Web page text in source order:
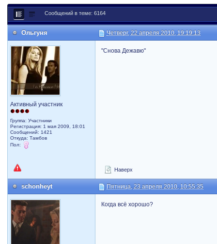
Сообщений в теме: 6164
Ольгуня Четверг, 22 апреля 2010, 19:19:13
Активный участник
Группа: Участники
Регистрация: 1 мая 2009, 18:01
Сообщений: 1421
Откуда: Тамбов
Пол:
"Снова Дежавю"
Наверх
schonheyt Пятница, 23 апреля 2010, 10:55:35
Когда всё хорошо?